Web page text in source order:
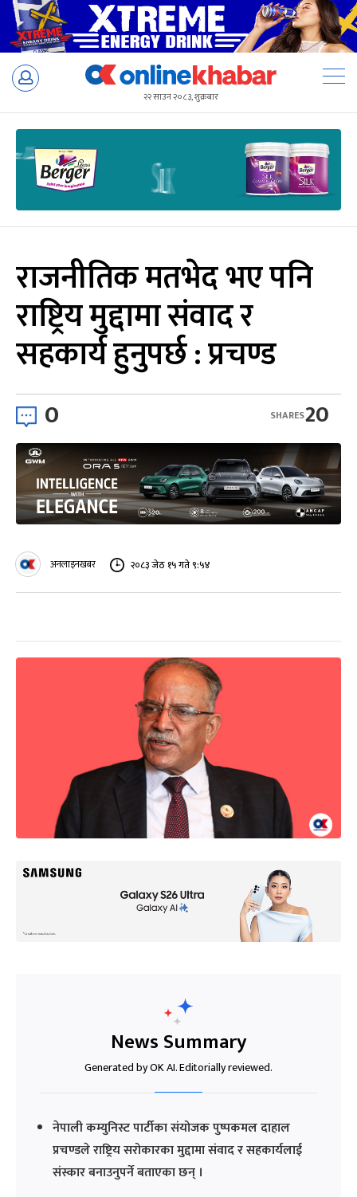
Skip
२२ साउन २०८३, शुक्रबार
राजनीतिक मतभेद भए पनि
राष्ट्रिय मुद्दामा संवाद र
सहकार्य हुनुपर्छ : प्रचण्ड
0 20
SHARES
अनलाइनखबर २०८३ जेठ १५ गते ९:५४
News Summary
Generated by OK AI. Editorially reviewed.
नेपाली कम्युनिस्ट पार्टीका संयोजक पुष्पकमल दाहाल
प्रचण्डले राष्ट्रिय सरोकारका मुद्दामा संवाद र सहकार्यलाई
संस्कार बनाउनुपर्ने बताएका छन् ।